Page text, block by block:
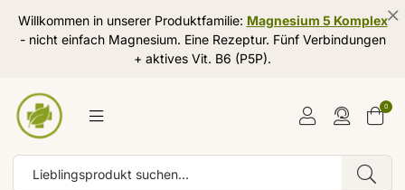
Willkommen in unserer Produktfamilie: Magnesium 5 Komplex
- nicht einfach Magnesium. Eine Rezeptur. Fünf Verbindungen
+ aktives Vit. B6 (P5P).
0